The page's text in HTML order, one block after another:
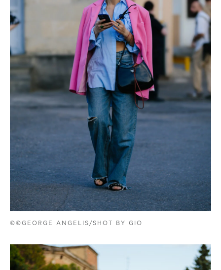
©©GEORGE ANGELIS/SHOT BY GIO